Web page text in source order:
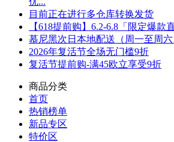
目前正在进行多仓库转换发货
【618提前购】6.2-6.8「限定爆款
慕尼黑次日本地配送（周一至周六
2026年复活节全场无门槛9折
复活节提前购-满45欧立享受9折
商品分类
首页
热销榜单
新品专区
特价区